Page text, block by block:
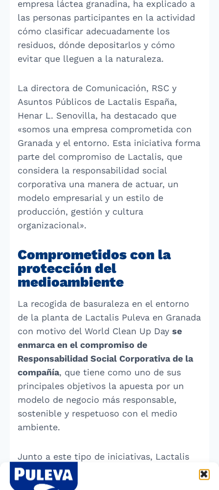
empresa láctea granadina, ha explicado a
las personas participantes en la actividad
cómo clasificar adecuadamente los
residuos, dónde depositarlos y cómo
evitar que lleguen a la naturaleza.
La directora de Comunicación, RSC y
Asuntos Públicos de Lactalis España,
Henar L. Senovilla, ha destacado que
«somos una empresa comprometida con
Granada y el entorno. Esta iniciativa forma
parte del compromiso de Lactalis, que
considera la responsabilidad social
corporativa una manera de actuar, un
modelo empresarial y un estilo de
producción, gestión y cultura
organizacional».
Comprometidos con la
protección del
medioambiente
La recogida de basuraleza en el entorno
de la planta de Lactalis Puleva en Granada
con motivo del World Clean Up Day se
enmarca en el compromiso de
Responsabilidad Social Corporativa de la
compañía, que tiene como uno de sus
principales objetivos la apuesta por un
modelo de negocio más responsable,
sostenible y respetuoso con el medio
ambiente.
Junto a este tipo de iniciativas, Lactalis
Puleva, como parte de Lactalis España,
viene trabajando con intensidad en